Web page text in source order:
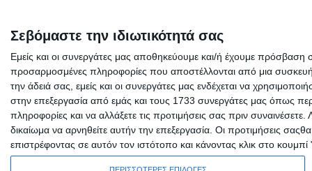
Σεβόμαστε την ιδιωτικότητά σας
Εμείς και οι συνεργάτες μας αποθηκεύουμε και/ή έχουμε
προσαρμοσμένες πληροφορίες που αποστέλλονται από μια συσκευή
την άδειά σας, εμείς και οι συνεργάτες μας ενδέχεται να
στην επεξεργασία από εμάς και τους 1733 συνεργάτες μας όπως
πληροφορίες και να αλλάξετε τις προτιμήσεις σας πριν συναινέσετε.
δικαίωμα να αρνηθείτε αυτήν την επεξεργασία. Οι προτιμήσεις
επιστρέφοντας σε αυτόν τον ιστότοπο και κάνοντας κλικ στο
ΠΕΡΙΣΣΟΤΕΡΕΣ ΕΠΙΛΟΓΕΣ
Όροι Χρήσης
Σχετικά με εμάς